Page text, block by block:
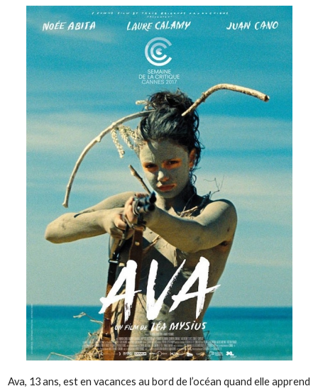
Ava, 13 ans, est en vacances au bord de l’océan quand elle apprend